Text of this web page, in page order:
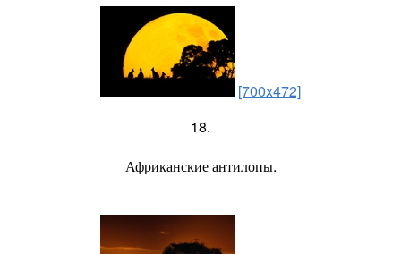
[700x472]
18.
Африканские антилопы.